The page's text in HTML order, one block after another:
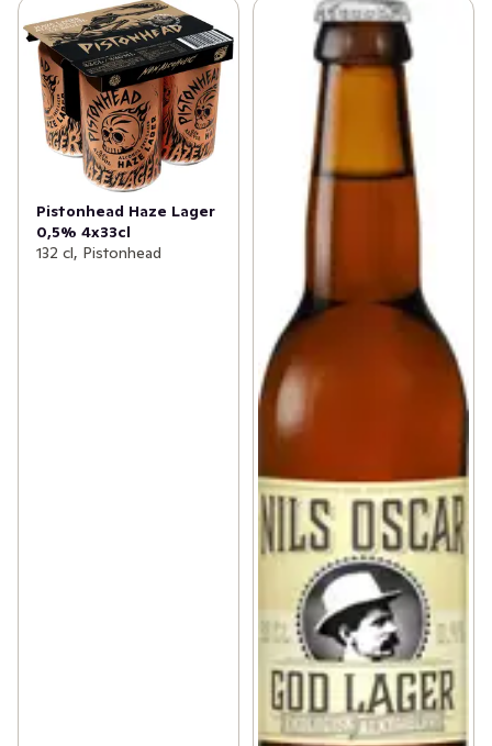
Pistonhead Haze Lager
0,5% 4x33cl
132 cl, Pistonhead